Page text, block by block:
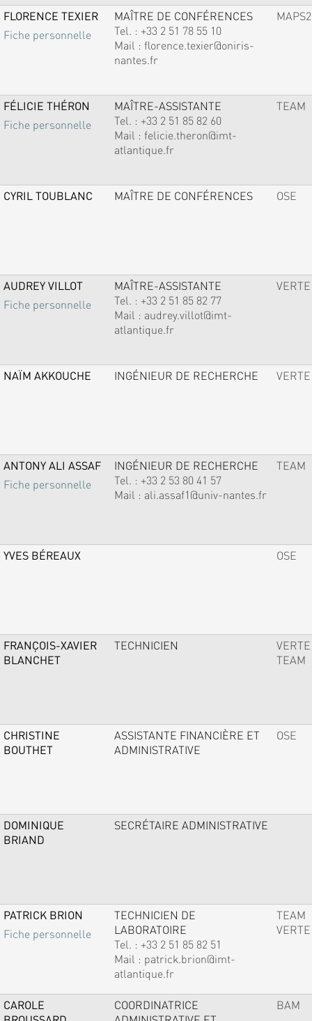
FLORENCE TEXIER
Fiche personnelle
MAÎTRE DE CONFÉRENCES
Tel. : +33 2 51 78 55 10
Mail : florence.texier@oniris-
nantes.fr
MAPS2
FÉLICIE THÉRON
Fiche personnelle
MAÎTRE-ASSISTANTE
Tel. : +33 2 51 85 82 60
Mail : felicie.theron@imt-
atlantique.fr
TEAM
CYRIL TOUBLANC MAÎTRE DE CONFÉRENCES OSE
AUDREY VILLOT
Fiche personnelle
MAÎTRE-ASSISTANTE
Tel. : +33 2 51 85 82 77
Mail : audrey.villot@imt-
atlantique.fr
VERTE
NAÏM AKKOUCHE INGÉNIEUR DE RECHERCHE VERTE
ANTONY ALI ASSAF
Fiche personnelle
INGÉNIEUR DE RECHERCHE
Tel. : +33 2 53 80 41 57
Mail : ali.assaf1@univ-nantes.fr
TEAM
YVES BÉREAUX OSE
FRANÇOIS-XAVIER
BLANCHET
TECHNICIEN
VERTE
TEAM
CHRISTINE
BOUTHET
ASSISTANTE FINANCIÈRE ET
ADMINISTRATIVE
OSE
DOMINIQUE
BRIAND
SECRÉTAIRE ADMINISTRATIVE
PATRICK BRION
Fiche personnelle
TECHNICIEN DE
LABORATOIRE
Tel. : +33 2 51 85 82 51
Mail : patrick.brion@imt-
atlantique.fr
TEAM
VERTE
CAROLE
COORDINATRICE
BAM